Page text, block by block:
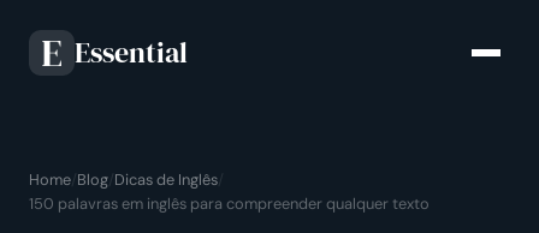
E Essential
Home Blog Dicas de Inglês
150 palavras em inglês para compreender qualquer texto